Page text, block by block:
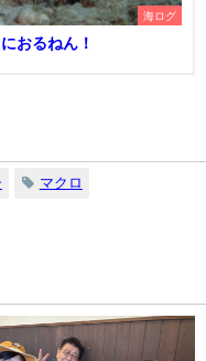
海ログ
おるねん！
マクロ